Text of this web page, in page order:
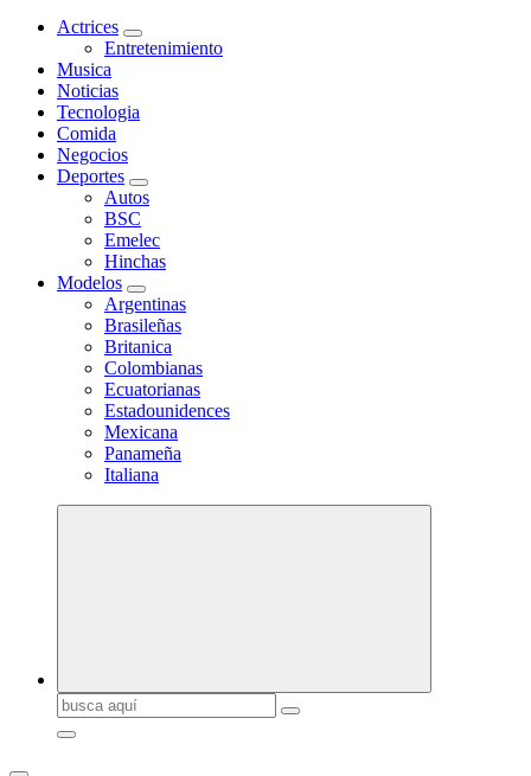
Actrices
Entretenimiento
Musica
Noticias
Tecnologia
Comida
Negocios
Deportes
Autos
BSC
Emelec
Hinchas
Modelos
Argentinas
Brasileñas
Britanica
Colombianas
Ecuatorianas
Estadounidences
Mexicana
Panameña
Italiana
Buscar: